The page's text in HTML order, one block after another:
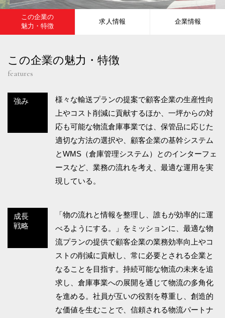
この企業の
魅力・特徴
求人情報 企業情報
この企業の魅力・特徴
features
強み
様々な輸送プランの提案で顧客企業の生産性向
上やコスト削減に貢献するほか、一坪からの対
応も可能な物流倉庫事業では、保管品に応じた
適切な方法の選択や、顧客企業の基幹システム
とWMS（倉庫管理システム）とのインターフェ
ースなど、業務の流れを考え、最適な運用を実
現している。
成長
戦略
「物の流れと情報を整理し、誰もが効率的に運
べるようにする。」をミッションに、最適な物
流プランの提供で顧客企業の業務効率向上やコ
ストの削減に貢献し、常に必要とされる企業と
なることを目指す。持続可能な物流の未来を追
求し、倉庫事業への展開を通じて物流の多角化
を進める。社員が互いの役割を尊重し、創造的
な価値を生むことで、信頼される物流パートナ